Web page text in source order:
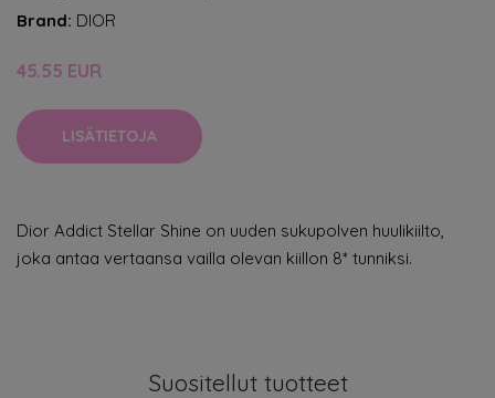
Brand: DIOR
45.55 EUR
LISÄTIETOJA
Dior Addict Stellar Shine on uuden sukupolven huulikiilto,
joka antaa vertaansa vailla olevan kiillon 8* tunniksi.
Suositellut tuotteet